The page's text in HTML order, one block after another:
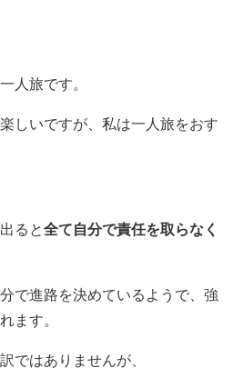
人旅です。
しいですが、私は一人旅をおす
ると全て自分で責任を取らなく
で進路を決めているようで、強
ます。
ではありませんが、